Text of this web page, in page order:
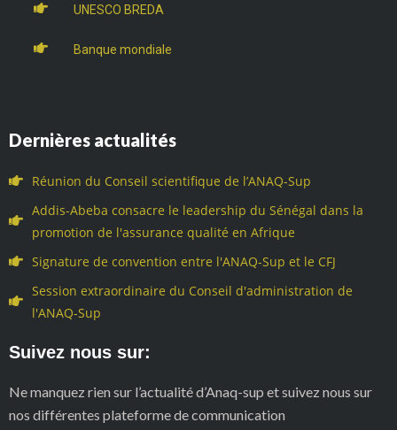
UNESCO BREDA
Banque mondiale
Dernières actualités
Réunion du Conseil scientifique de l’ANAQ-Sup
Addis-Abeba consacre le leadership du Sénégal dans la
promotion de l'assurance qualité en Afrique
Signature de convention entre l'ANAQ-Sup et le CFJ
Session extraordinaire du Conseil d'administration de
l'ANAQ-Sup
Suivez nous sur:
Ne manquez rien sur l’actualité d’Anaq-sup et suivez nous sur
nos différentes plateforme de communication